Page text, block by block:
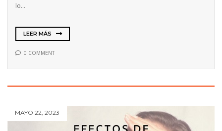
lo...
LEER MÁS
0 COMMENT
MAYO 22, 2023